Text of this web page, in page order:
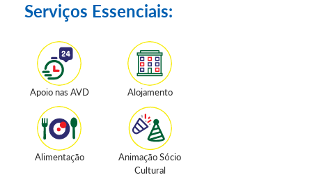
Serviços Essenciais:
Apoio nas AVD Alojamento
Alimentação
Animação Sócio
Cultural